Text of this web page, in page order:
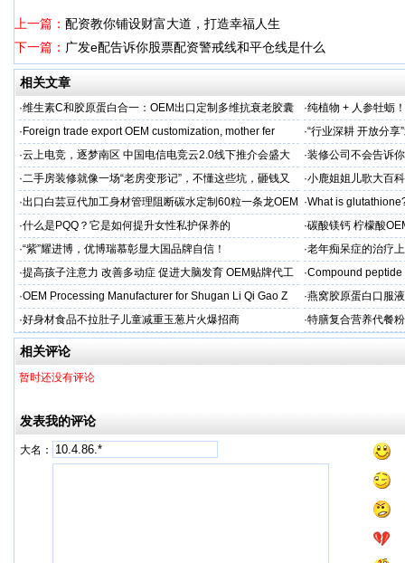
上一篇： 配资教你铺设财富大道，打造幸福人生
下一篇： 广发e配告诉你股票配资警戒线和平仓线是什么
相关文章
·维生素C和胶原蛋白合一：OEM出口定制多维抗衰老胶囊 ·纯植物 + 人参牡蛎
力保驾护航
· Foreign trade export OEM customization, mother fer ·“行业深耕 开放分
·云上电竞，逐梦南区 中国电信电竞云2.0线下推介会盛大
启幕
·装修公司不会告诉
·二手房装修就像一场“老房变形记”，不懂这些坑，砸钱又
糟心！看完这篇再开工
·小鹿姐姐儿歌大百科
·出口白芸豆代加工身材管理阻断碳水定制60粒一条龙OEM
贴牌
·What is
·什么是PQQ？它是如何提升女性私护保养的 ·碳酸镁钙 柠檬酸
制
·“紫”耀进博，优博瑞慕彰显大国品牌自信！ ·老年痴呆症的治疗
吻合术)
·提高孩子注意力 改善多动症 促进大脑发育 OEM贴牌代工 ·Compound
·OEM Processing Manufacturer for Shugan Li Qi Gao Z ·燕窝胶原蛋白口服
牌
·好身材食品不拉肚子儿童减重玉葱片火爆招商 ·特膳复合营养代餐
牌代工
相关评论
暂时还没有评论
发表我的评论
大名：